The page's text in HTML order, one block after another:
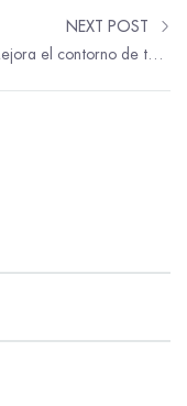
NEXT POST
Mejora el contorno de tus brazos con la braquioplastia.